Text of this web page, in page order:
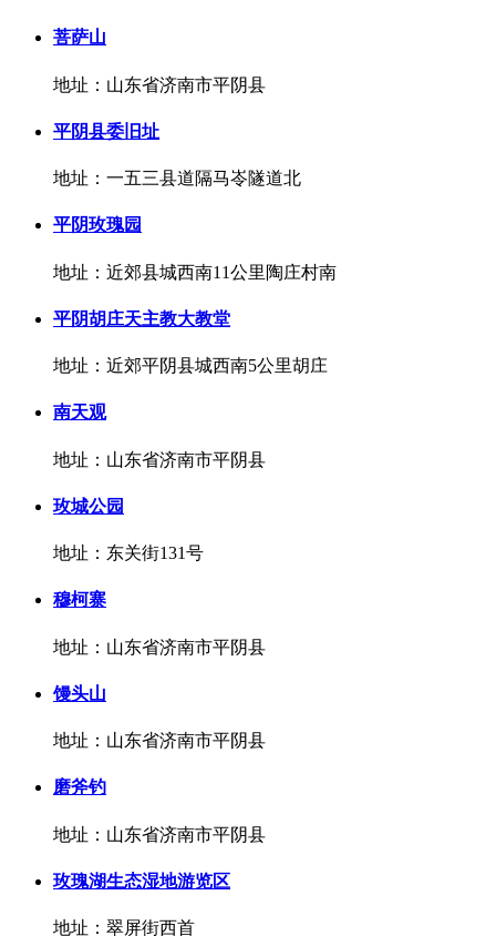
菩萨山
地址：山东省济南市平阴县
平阴县委旧址
地址：一五三县道隔马岺隧道北
平阴玫瑰园
地址：近郊县城西南11公里陶庄村南
平阴胡庄天主教大教堂
地址：近郊平阴县城西南5公里胡庄
南天观
地址：山东省济南市平阴县
玫城公园
地址：东关街131号
穆柯寨
地址：山东省济南市平阴县
馒头山
地址：山东省济南市平阴县
磨斧钓
地址：山东省济南市平阴县
玫瑰湖生态湿地游览区
地址：翠屏街西首